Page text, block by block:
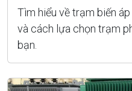
Tìm hiểu về trạm biến
và cách lựa chọn trạm
bạn.